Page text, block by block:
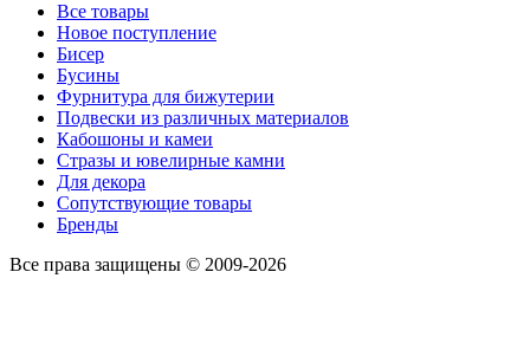
Все товары
Новое поступление
Бисер
Бусины
Фурнитура для бижутерии
Подвески из различных материалов
Кабошоны и камеи
Стразы и ювелирные камни
Для декора
Сопутствующие товары
Бренды
Все права защищены © 2009-2026